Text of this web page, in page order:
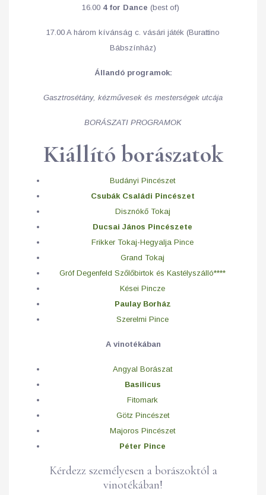
16.00 4 for Dance (best of)
17.00 A három kívánság c. vásári játék (Burattino
Bábszínház)
Állandó programok:
Gasztrosétány, kézművesek és mesterségek utcája
BORÁSZATI PROGRAMOK
Kiállító borászatok
Budányi Pincészet
Csubák Családi Pincészet
Disznókő Tokaj
Ducsai János Pincészete
Frikker Tokaj-Hegyalja Pince
Grand Tokaj
Gróf Degenfeld Szőlőbirtok és Kastélyszálló****
Kései Pincze
Paulay Borház
Szerelmi Pince
A vinotékában
Angyal Borászat
Basilicus
Fitomark
Götz Pincészet
Majoros Pincészet
Péter Pince
Kérdezz személyesen a borászoktól a
vinotékában!